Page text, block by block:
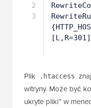
2
3
[L,R=301]
Plik .htaccess
witryny. Może być
ukryte pliki” w